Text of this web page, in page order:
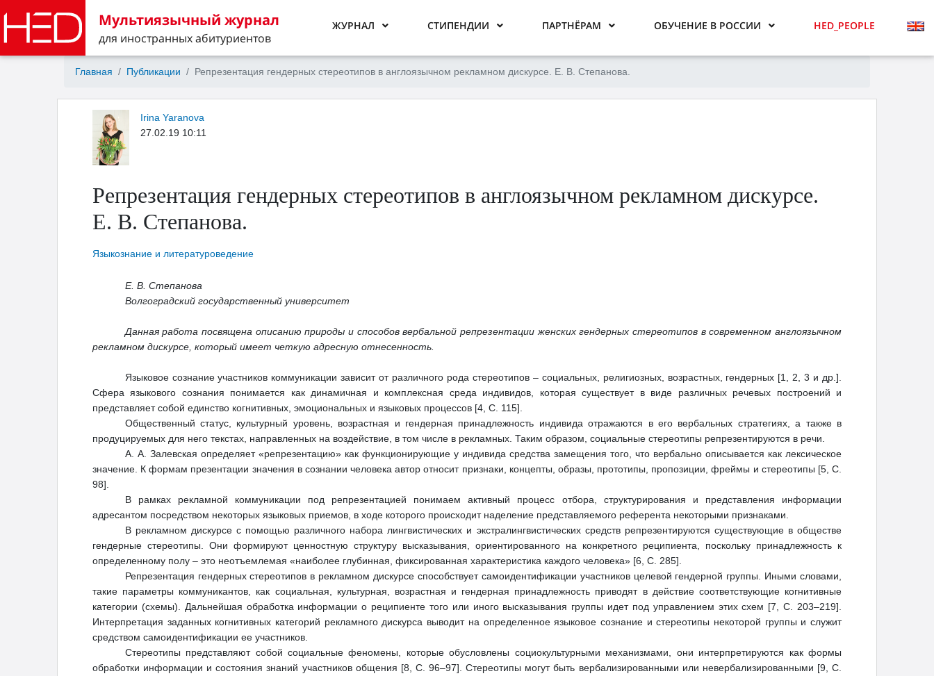
ЖУРНАЛ СТИПЕНДИИ ПАРТНЁРАМ ОБУЧЕНИЕ В РОССИИ HED_PEOPLE
Мультиязычный журнал
для иностранных абитуриентов
Главная Публикации Репрезентация гендерных стереотипов в англоязычном рекламном дискурсе. Е. В. Степанова.
Irina Yaranova
27.02.19 10:11
Репрезентация гендерных стереотипов в англоязычном рекламном дискурсе.
Е. В. Степанова.
Языкознание и литературоведение
Е. В. Степанова
Волгоградский государственный университет
Данная работа посвящена описанию природы и способов вербальной репрезентации женских гендерных стереотипов в современном англоязычном
рекламном дискурсе, который имеет четкую адресную отнесенность.
Языковое сознание участников коммуникации зависит от различного рода стереотипов – социальных, религиозных, возрастных, гендерных [1, 2, 3 и др.].
Сфера языкового сознания понимается как динамичная и комплексная среда индивидов, которая существует в виде различных речевых построений и
представляет собой единство когнитивных, эмоциональных и языковых процессов [4, С. 115].
Общественный статус, культурный уровень, возрастная и гендерная принадлежность индивида отражаются в его вербальных стратегиях, а также в
продуцируемых для него текстах, направленных на воздействие, в том числе в рекламных. Таким образом, социальные стереотипы репрезентируются в речи.
А. А. Залевская определяет «репрезентацию» как функционирующие у индивида средства замещения того, что вербально описывается как лексическое
значение. К формам презентации значения в сознании человека автор относит признаки, концепты, образы, прототипы, пропозиции, фреймы и стереотипы [5, С.
98].
В рамках рекламной коммуникации под репрезентацией понимаем активный процесс отбора, структурирования и представления информации
адресантом посредством некоторых языковых приемов, в ходе которого происходит наделение представляемого референта некоторыми признаками.
В рекламном дискурсе с помощью различного набора лингвистических и экстралингвистических средств репрезентируются существующие в обществе
гендерные стереотипы. Они формируют ценностную структуру высказывания, ориентированного на конкретного реципиента, поскольку принадлежность к
определенному полу – это неотъемлемая «наиболее глубинная, фиксированная характеристика каждого человека» [6, С. 285].
Репрезентация гендерных стереотипов в рекламном дискурсе способствует самоидентификации участников целевой гендерной группы. Иными словами,
такие параметры коммуникантов, как социальная, культурная, возрастная и гендерная принадлежность приводят в действие соответствующие когнитивные
категории (схемы). Дальнейшая обработка информации о реципиенте того или иного высказывания группы идет под управлением этих схем [7, С. 203–219].
Интерпретация заданных когнитивных категорий рекламного дискурса выводит на определенное языковое сознание и стереотипы некоторой группы и служит
средством самоидентификации ее участников.
Стереотипы представляют собой социальные феномены, которые обусловлены социокультурными механизмами, они интерпретируются как формы
обработки информации и состояния знаний участников общения [8, С. 96–97]. Стереотипы могут быть вербализированными или невербализированными [9, С.